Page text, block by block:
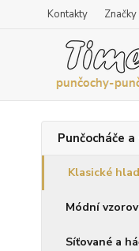
Kontakty Značky
Punčocháče
Klasické
Módní
Síťované a